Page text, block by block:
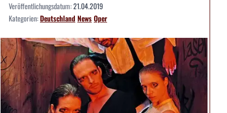
Veröffentlichungsdatum:21.04.2019
Kategorien:DeutschlandNewsOper